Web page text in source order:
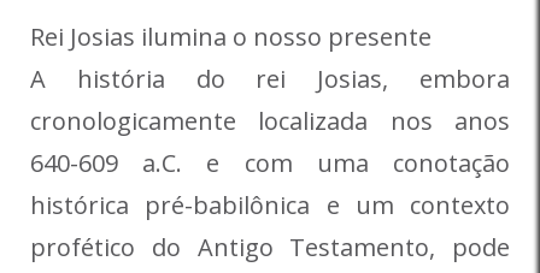
Rei Josias ilumina o nosso presente
A história do rei Josias, embora
cronologicamente localizada nos anos
640-609 a.C. e com uma conotação
histórica pré-babilônica e um contexto
profético do Antigo Testamento, pode